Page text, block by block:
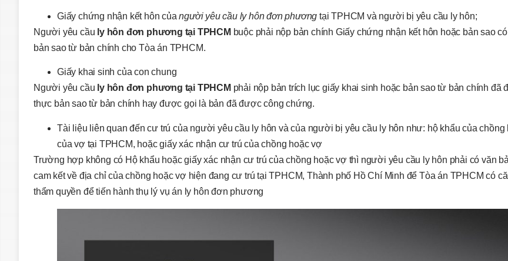
Giấy chứng nhận kết hôn củangười yêu cầu ly hôn đơn phương tại TPHCM và người bị yêu cầu ly hôn;
Người yêu cầu ly hôn đơn phương tại TPHCM buộc phải nộp bản chính Giấy chứng nhận kết hôn hoặc bản sao
bản sao từ bản chính cho Tòa án TPHCM.
Giấy khai sinh của con chung
Người yêu cầu ly hôn đơn phương tại TPHCM phải nộp bản trích lục giấy khai sinh hoặc bản sao từ bản chính đã
thực bản sao từ bản chính hay được gọi là bản đã được công chứng.
Tài liệu liên quan đến cư trú của người yêu cầu ly hôn và của người bị yêu cầu ly hôn như: hộ khẩu của chồng
của vợ tại TPHCM, hoặc giấy xác nhận cư trú của chồng hoặc vợ
Trường hợp không có Hộ khẩu hoặc giấy xác nhận cư trú của chồng hoặc vợ thì người yêu cầu ly hôn phải có văn
cam kết về địa chỉ của chồng hoặc vợ hiện đang cư trú tại TPHCM, Thành phố Hồ Chí Minh để Tòa án TPHCM có
thẩm quyền để tiến hành thụ lý vụ án ly hôn đơn phương